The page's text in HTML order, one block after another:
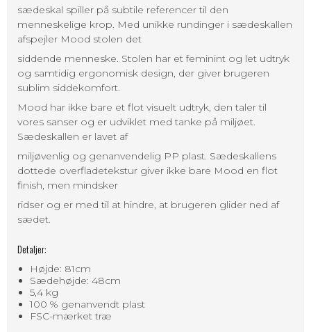
sædeskal spiller på subtile referencer til den
menneskelige krop. Med unikke rundinger i sædeskallen
afspejler Mood stolen det
siddende menneske. Stolen har et feminint og let udtryk
og samtidig ergonomisk design, der giver brugeren
sublim siddekomfort.
Mood har ikke bare et flot visuelt udtryk, den taler til
vores sanser og er udviklet med tanke på miljøet.
Sædeskallen er lavet af
miljøvenlig og genanvendelig PP plast. Sædeskallens
dottede overfladetekstur giver ikke bare Mood en flot
finish, men mindsker
ridser og er med til at hindre, at brugeren glider ned af
sædet.
Detaljer:
Højde: 81cm
Sædehøjde: 48cm
5,4 kg
100 % genanvendt plast
FSC-mærket træ